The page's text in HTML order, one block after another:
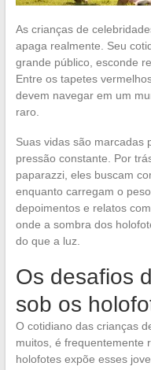
As crianças de
apaga realmente. Seu
grande público, esconde
Entre os tapetes
devem navegar em um
raro.
Suas vidas são marcadas
pressão constante. Por
paparazzi, eles buscam
enquanto carregam o
depoimentos e relatos
onde a sombra dos
do que a luz.
Os desafios
sob os
O cotidiano das crianças
muitos, é frequentemente
holofotes expõe esses